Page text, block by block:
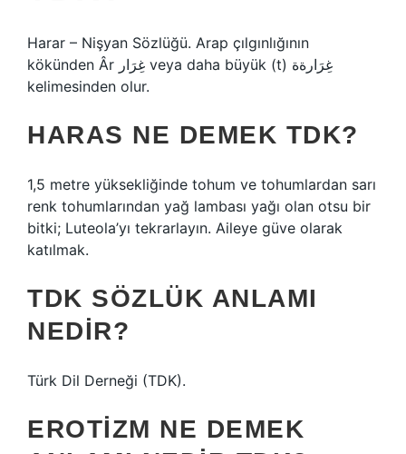
Harar – Nişyan Sözlüğü. Arap çılgınlığının
kökünden Âr غِرَار veya daha büyük (t) غِرَارةة
kelimesinden olur.
HARAS NE DEMEK TDK?
1,5 metre yüksekliğinde tohum ve tohumlardan sarı
renk tohumlarından yağ lambası yağı olan otsu bir
bitki; Luteola’yı tekrarlayın. Aileye güve olarak
katılmak.
TDK SÖZLÜK ANLAMI
NEDIR?
Türk Dil Derneği (TDK).
EROTIZM NE DEMEK